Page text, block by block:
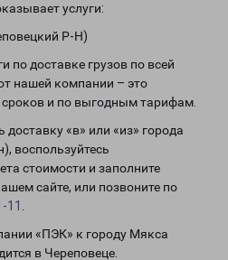
услуги:
Р-Н)
по доставке грузов по всей
нашей компании – это
и по выгодным тарифам.
«в» или «из» города
воспользуйтесь
стоимости и заполните
сайте, или позвоните по
11
«ПЭК» к городу Мякса
в Череповеце.